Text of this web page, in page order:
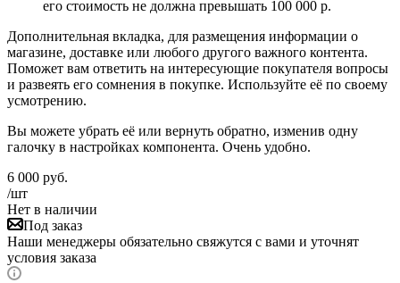
его стоимость не должна превышать 100 000 р.
Дополнительная вкладка, для размещения информации о
магазине, доставке или любого другого важного контента.
Поможет вам ответить на интересующие покупателя вопросы
и развеять его сомнения в покупке. Используйте её по своему
усмотрению.
Вы можете убрать её или вернуть обратно, изменив одну
галочку в настройках компонента. Очень удобно.
6 000 руб.
/шт
Нет в наличии
Под заказ
Наши менеджеры обязательно свяжутся с вами и уточнят
условия заказа